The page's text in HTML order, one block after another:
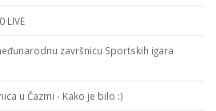
LIVE
završnicu Sportskih igara
u Čazmi - Kako je bilo :)